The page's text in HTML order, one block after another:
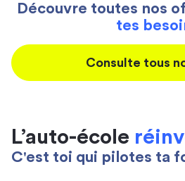
Découvre toutes nos
tes
Consulte tous
L’auto-école
C'est toi qui pilotes ta